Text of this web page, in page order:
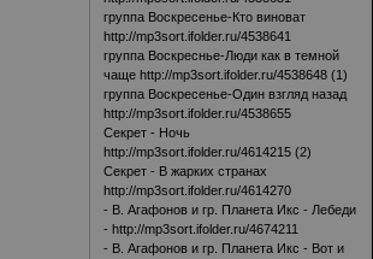
группа Воскресенье-Кто виноват
http://mp3sort.ifolder.ru/4538641
группа Воскреснье-Люди как в темной
чащеhttp://mp3sort.ifolder.ru/4538648 (1)
группа Воскресенье-Один взгляд назад
http://mp3sort.ifolder.ru/4538655
Секрет - Ночь
http://mp3sort.ifolder.ru/4614215 (2)
Секрет - В жарких странах
http://mp3sort.ifolder.ru/4614270
- В. Агафонов и гр. Планета Икс - Лебеди
-http://mp3sort.ifolder.ru/4674211
- В. Агафонов и гр. Планета Икс - Вот и